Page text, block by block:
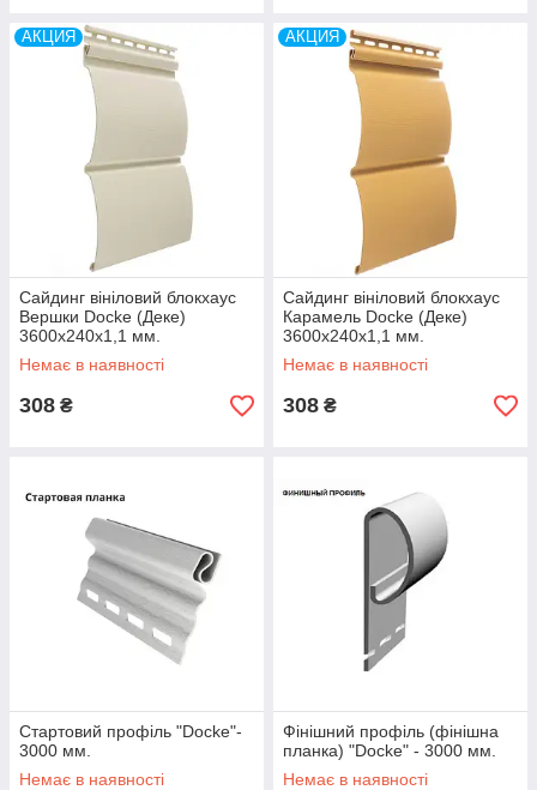
АКЦИЯ
Сайдинг вініловий блокхаус
Вершки Docke (Деке)
3600х240х1,1 мм.
Немає в наявності
308 ₴
АКЦИЯ
Сайдинг вініловий блокхаус
Карамель Docke (Деке)
3600х240х1,1 мм.
Немає в наявності
308 ₴
Стартовий профіль "Docke"-
3000 мм.
Немає в наявності
Фінішний профіль (фінішна
планка) "Docke" - 3000 мм.
Немає в наявності